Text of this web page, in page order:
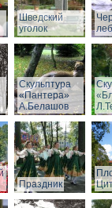
Шведский
уголок
Скульптура
«Пантера»
А.Белашов
Праздник